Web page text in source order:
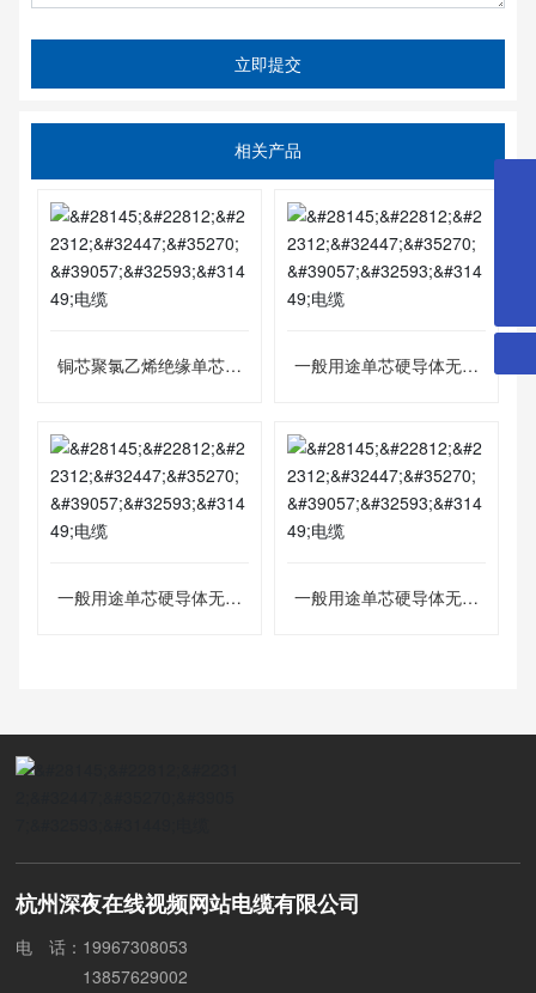
立即提交
相关产品
铜芯聚氯乙烯绝缘单芯多
一般用途单芯硬导体无护
一般用途单芯硬导体无护
一般用途单芯硬导体无护
杭州深夜在线视频网站电缆有限公司
电 话： 19967308053
13857629002
18057195879
hzzc.dxdl@163.com
0571-87673333